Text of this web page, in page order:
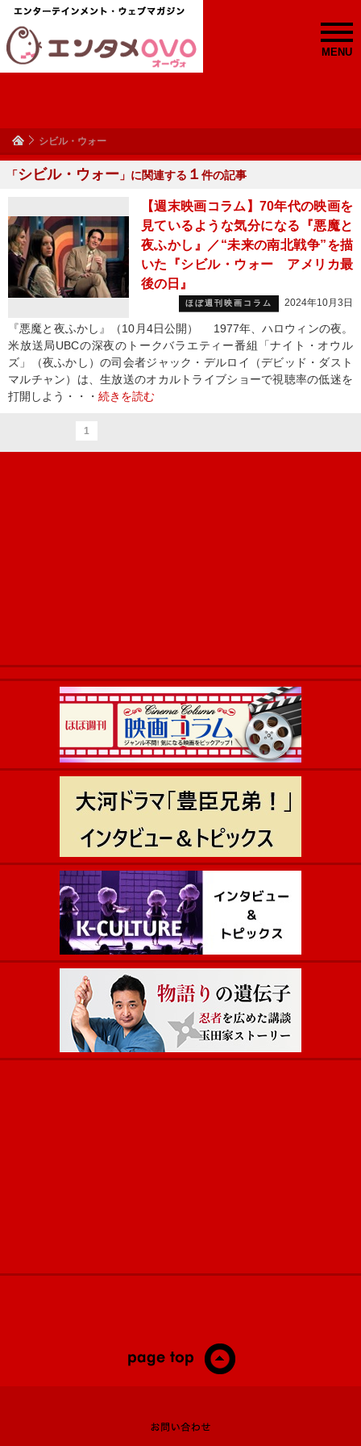
MENU
シビル・ウォー
「シビル・ウォー 」に関連する １ 件の記事
【週末映画コラム】70年代の映画を
見ているような気分になる『悪魔と
夜ふかし』／“未来の南北戦争”を描
いた『シビル・ウォー アメリカ最
後の日』
ほぼ週刊映画コラム 2024年10月3日
『悪魔と夜ふかし』（10月4日公開） 1977年、ハロウィンの夜。
米放送局UBCの深夜のトークバラエティー番組「ナイト・オウル
ズ」（夜ふかし）の司会者ジャック・デルロイ（デビッド・ダスト
マルチャン）は、生放送のオカルトライブショーで視聴率の低迷を
打開しよう・・・ 続きを読む
1